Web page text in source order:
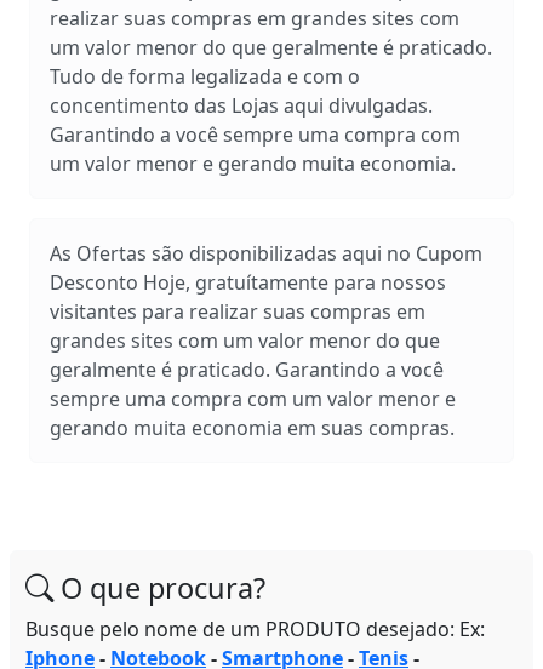
realizar suas compras em grandes sites com
um valor menor do que geralmente é praticado.
Tudo de forma legalizada e com o
concentimento das Lojas aqui divulgadas.
Garantindo a você sempre uma compra com
um valor menor e gerando muita economia.
As Ofertas são disponibilizadas aqui no Cupom
Desconto Hoje, gratuítamente para nossos
visitantes para realizar suas compras em
grandes sites com um valor menor do que
geralmente é praticado. Garantindo a você
sempre uma compra com um valor menor e
gerando muita economia em suas compras.
O que procura?
Busque pelo nome de um PRODUTO desejado: Ex:
Iphone- Notebook-Smartphone-Tenis-